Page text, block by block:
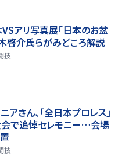
アリ写真展「日本のお盆
啓介氏らがみどころ解説
技
アさん、「全日本プロレス」
会で追悼セレモニー…会場
技